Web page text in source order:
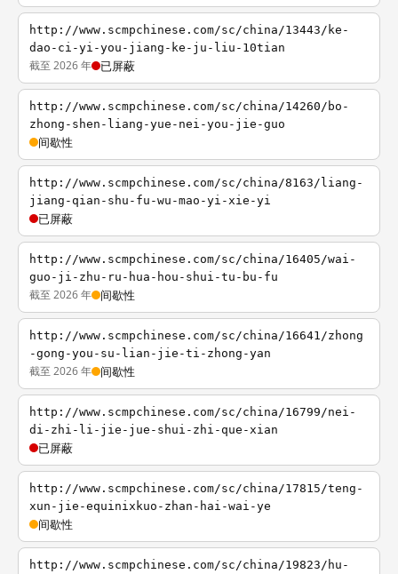
http://www.scmpchinese.com/sc/china/13443/ke-
dao-ci-yi-you-jiang-ke-ju-liu-10tian
截至 2026 年 已屏蔽
http://www.scmpchinese.com/sc/china/14260/bo-
zhong-shen-liang-yue-nei-you-jie-guo
间歇性
http://www.scmpchinese.com/sc/china/8163/liang-
jiang-qian-shu-fu-wu-mao-yi-xie-yi
已屏蔽
http://www.scmpchinese.com/sc/china/16405/wai-
guo-ji-zhu-ru-hua-hou-shui-tu-bu-fu
截至 2026 年 间歇性
http://www.scmpchinese.com/sc/china/16641/zhong
-gong-you-su-lian-jie-ti-zhong-yan
截至 2026 年 间歇性
http://www.scmpchinese.com/sc/china/16799/nei-
di-zhi-li-jie-jue-shui-zhi-que-xian
已屏蔽
http://www.scmpchinese.com/sc/china/17815/teng-
xun-jie-equinixkuo-zhan-hai-wai-ye
间歇性
http://www.scmpchinese.com/sc/china/19823/hu-